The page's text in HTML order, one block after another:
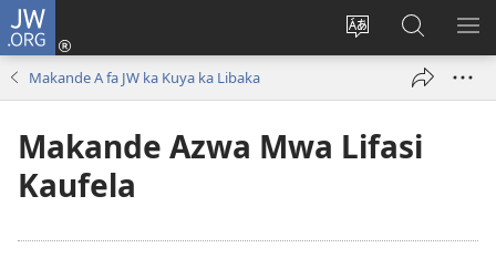
JW.ORG
Mu
Mukene
(opens
Mubate
Litaba
fa
Makande A fa JW ka Kuya ka Libaka
Makande Azwa Mwa Lifasi
Kaufela